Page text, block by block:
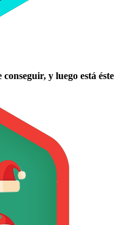
y luego está éste